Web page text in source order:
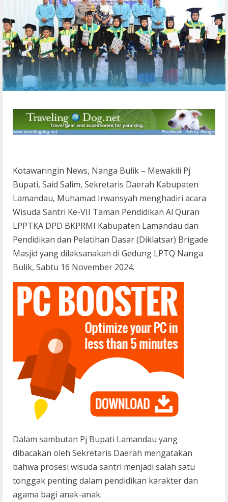
Kotawaringin News, Nanga Bulik – Mewakili Pj
Bupati, Said Salim, Sekretaris Daerah Kabupaten
Lamandau, Muhamad Irwansyah menghadiri acara
Wisuda Santri Ke-VII Taman Pendidikan Al Quran
LPPTKA DPD BKPRMI Kabupaten Lamandau dan
Pendidikan dan Pelatihan Dasar (Diklatsar) Brigade
Masjid yang dilaksanakan di Gedung LPTQ Nanga
Bulik, Sabtu 16 November 2024.
Dalam sambutan Pj Bupati Lamandau yang
dibacakan oleh Sekretaris Daerah mengatakan
bahwa prosesi wisuda santri menjadi salah satu
tonggak penting dalam pendidikan karakter dan
agama bagi anak-anak.